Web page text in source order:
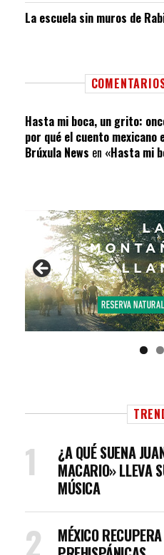
La escuela sin muros de
Hasta mi boca, un grito:
por qué el cuento mexicano
Brúxula News en «Hasta mi
¿A QUÉ SUENA
MACARIO» LLEVA
MÚSICA
MÉXICO